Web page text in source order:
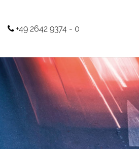
+49 2642 9374 - 0